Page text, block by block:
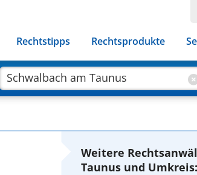
Rechtstipps Rechtsprodukte
Weitere
Taunus und Umkreis: